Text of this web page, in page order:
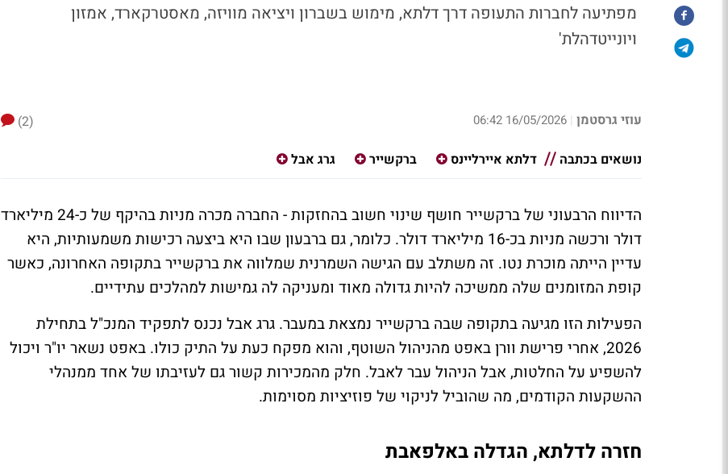
מפתיעה לחברות התעופה דרך דלתא, מימוש בשברון ויציאה מוויזה, מאסטרקארד, אמזון
ויונייטדהלת'
עוזי גרסטמן |
16/05/2026 06:42
(2)
נושאים בכתבה
דלתא איירליינס ברקשייר גרג אבל
הדיווח הרבעוני של ברקשייר חושף שינוי חשוב בהחזקות - החברה מכרה מניות בהיקף של כ-24 מיליארד
דולר ורכשה מניות בכ-16 מיליארד דולר. כלומר, גם ברבעון שבו היא ביצעה רכישות משמעותיות, היא
עדיין הייתה מוכרת נטו. זה משתלב עם הגישה השמרנית שמלווה את ברקשייר בתקופה האחרונה, כאשר
קופת המזומנים שלה ממשיכה להיות גדולה מאוד ומעניקה לה גמישות למהלכים עתידיים.
הפעילות הזו מגיעה בתקופה שבה ברקשייר נמצאת במעבר. גרג אבל נכנס לתפקיד המנכ"ל בתחילת
2026, אחרי פרישת וורן באפט מהניהול השוטף, והוא מפקח כעת על התיק כולו. באפט נשאר יו"ר ויכול
להשפיע על החלטות, אבל הניהול עבר לאבל. חלק מהמכירות קשור גם לעזיבתו של אחד ממנהלי
ההשקעות הקודמים, מה שהוביל לניקוי של פוזיציות מסוימות.
חזרה לדלתא, הגדלה באלפאבת